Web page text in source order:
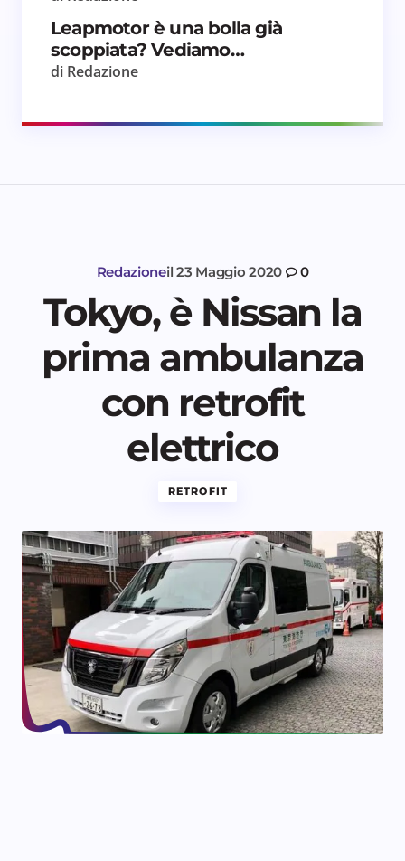
Leapmotor è una bolla già
scoppiata? Vediamo…
di Redazione
Redazioneil 23 Maggio 2020 0
Tokyo, è Nissan la
prima ambulanza
con retrofit
elettrico
RETROFIT